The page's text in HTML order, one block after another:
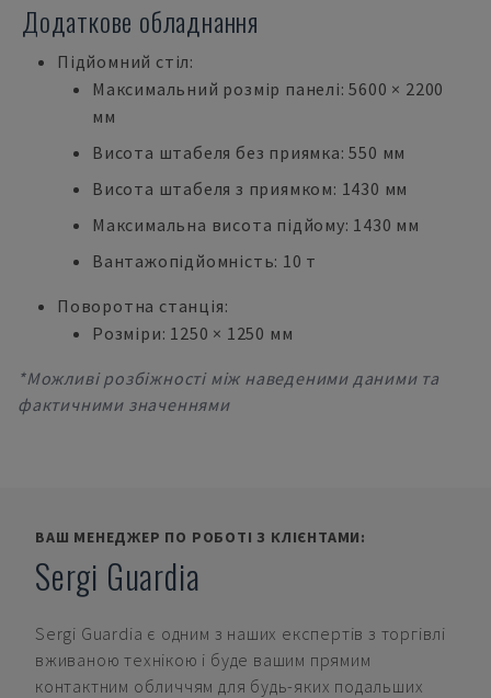
Додаткове обладнання
Підйомний стіл:
Максимальний розмір панелі: 5600 × 2200
мм
Висота штабеля без приямка: 550 мм
Висота штабеля з приямком: 1430 мм
Максимальна висота підйому: 1430 мм
Вантажопідйомність: 10 т
Поворотна станція:
Розміри: 1250 × 1250 мм
*Можливі розбіжності між наведеними даними та
фактичними значеннями
ВАШ МЕНЕДЖЕР ПО РОБОТІ З КЛІЄНТАМИ:
Sergi Guardia
Sergi Guardia є одним з наших експертів з торгівлі
вживаною технікою і буде вашим прямим
контактним обличчям для будь-яких подальших